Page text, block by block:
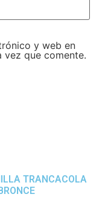
y web en
vez que comente.
TRANCACOLA